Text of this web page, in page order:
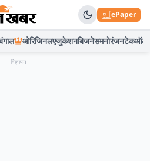
ePaper
ओरिजिनलएजुकेशनबिजनेसमनोरंजनटेकऑटो
विज्ञापन